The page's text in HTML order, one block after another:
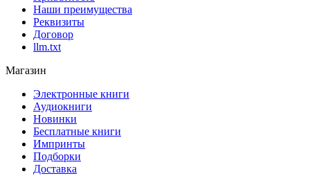
Наши преимущества
Реквизиты
Договор
llm.txt
Магазин
Электронные книги
Аудиокниги
Новинки
Бесплатные книги
Импринты
Подборки
Доставка